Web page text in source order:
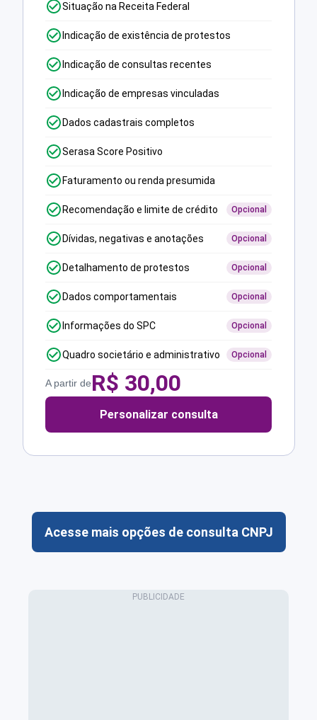
Situação na Receita Federal
Indicação de existência de protestos
Indicação de consultas recentes
Indicação de empresas vinculadas
Dados cadastrais completos
Serasa Score Positivo
Faturamento ou renda presumida
Recomendação e limite de crédito Opcional
Dívidas, negativas e anotações Opcional
Detalhamento de protestos Opcional
Dados comportamentais Opcional
Informações do SPC Opcional
Quadro societário e administrativo Opcional
A partir deR$ 30,00
Personalizar consulta
Acesse mais opções de consulta CNPJ